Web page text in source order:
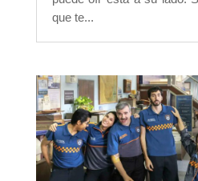
que te...